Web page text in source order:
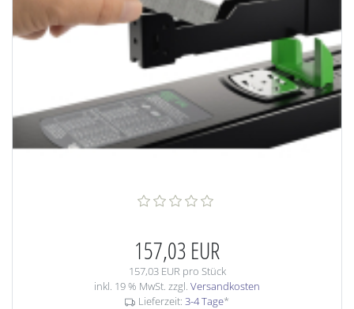
157,03 EUR
157,03 EUR pro Stück
inkl. 19 % MwSt. zzgl. Versandkosten
Lieferzeit: 3-4 Tage*